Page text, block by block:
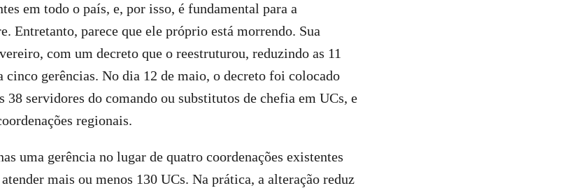
em todo o país, e, por isso, é fundamental para a
Entretanto, parece que ele próprio está morrendo. Sua
com um decreto que o reestruturou, reduzindo as 11
cinco gerências. No dia 12 de maio, o decreto foi colocado
38 servidores do comando ou substitutos de chefia em UCs, e
regionais.
uma gerência no lugar de quatro coordenações existentes
mais ou menos 130 UCs. Na prática, a alteração reduz